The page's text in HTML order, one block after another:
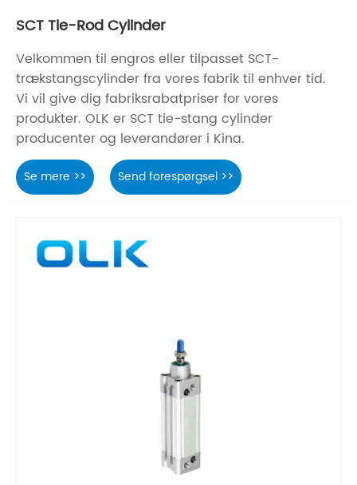
SCT Tie-Rod Cylinder
Velkommen til engros eller tilpasset SCT-
trækstangscylinder fra vores fabrik til enhver tid.
Vi vil give dig fabriksrabatpriser for vores
produkter. OLK er SCT tie-stang cylinder
producenter og leverandører i Kina.
Se mere >> Send forespørgsel >>